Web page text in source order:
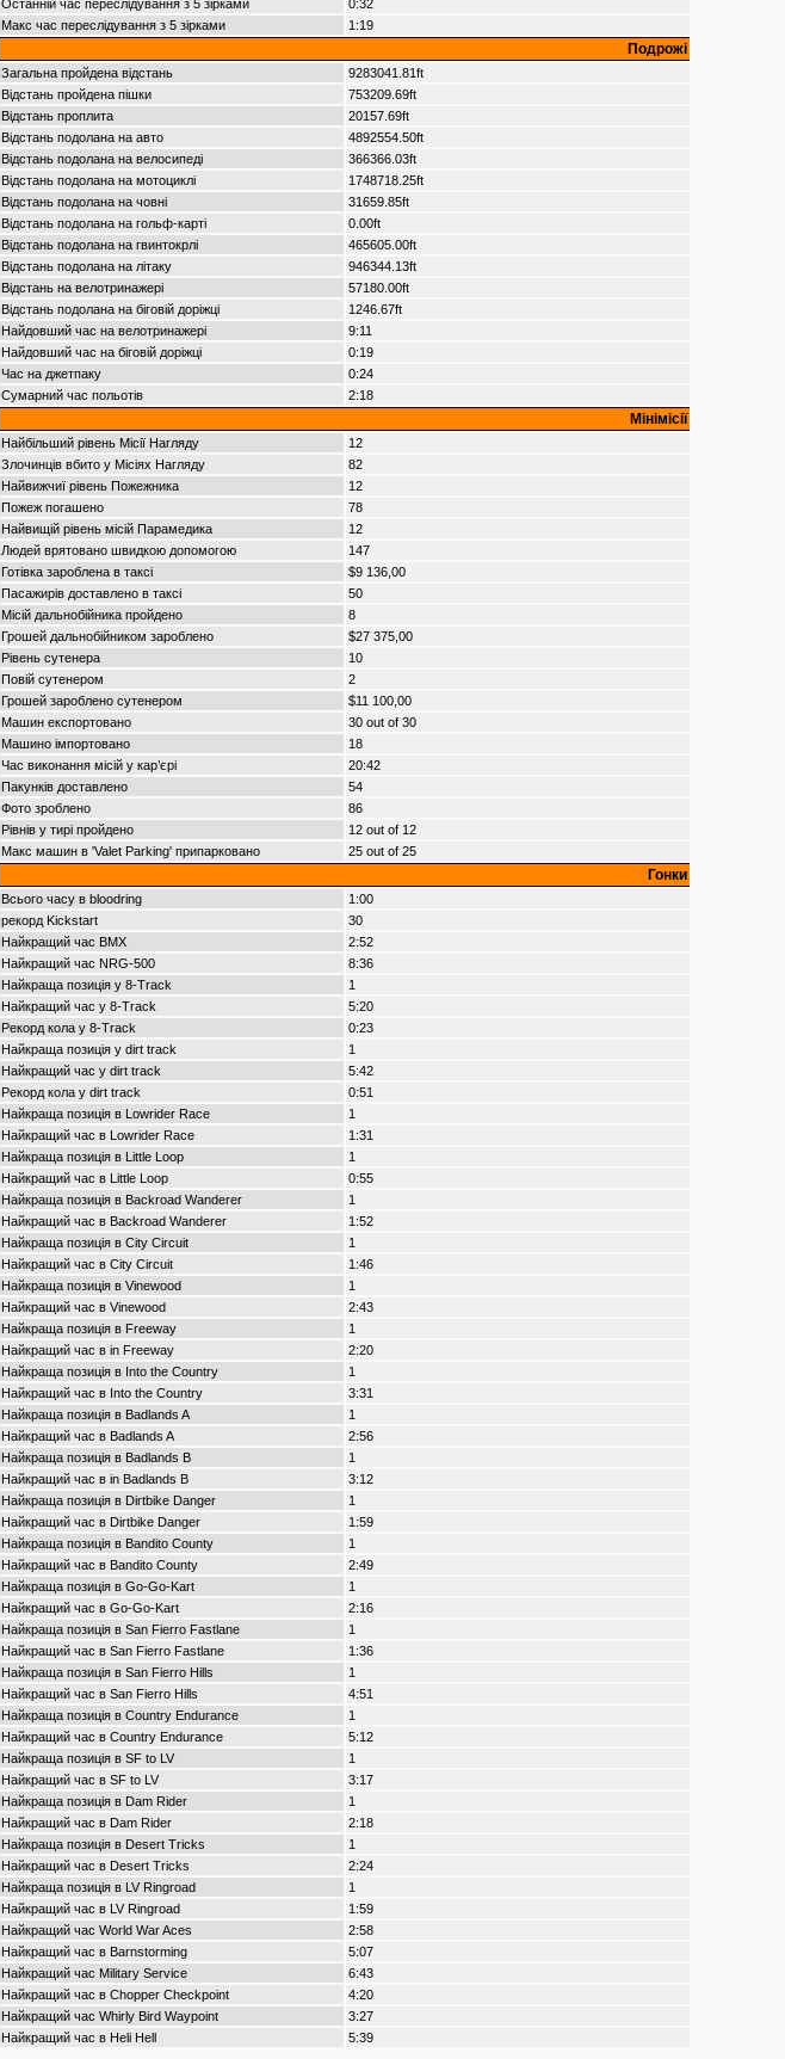
Останній час переслідування з 5 зірками
0:32
Макс час переслідування з 5 зірками
1:19
Подрожі
Загальна пройдена відстань
9283041.81ft
Відстань пройдена пішки
753209.69ft
Відстань проплита
20157.69ft
Відстань подолана на авто
4892554.50ft
Відстань подолана на велосипеді
366366.03ft
Відстань подолана на мотоциклі
1748718.25ft
Відстань подолана на човні
31659.85ft
Відстань подолана на гольф-карті
0.00ft
Відстань подолана на гвинтокрлі
465605.00ft
Відстань подолана на літаку
946344.13ft
Відстань на велотринажері
57180.00ft
Відстань подолана на біговій доріжці
1246.67ft
Найдовший час на велотринажері
9:11
Найдовший час на біговій доріжці
0:19
Час на джетпаку
0:24
Сумарний час польотів
2:18
Мінімісії
Найбільший рівень Місії Нагляду
12
Злочинців вбито у Місіях Нагляду
82
Найвижчиї рівень Пожежника
12
Пожеж погашено
78
Найвищій рівень місій Парамедика
12
Людей врятовано швидкою допомогою
147
Готівка зароблена в таксі
$9 136,00
Пасажирів доставлено в таксі
50
Місій дальнобійника пройдено
8
Грошей дальнобійником зароблено
$27 375,00
Рівень сутенера
10
Повій сутенером
2
Грошей зароблено сутенером
$11 100,00
Машин експортовано
30 out of 30
Машино імпортовано
18
Час виконання місій у кар’єрі
20:42
Пакунків доставлено
54
Фото зроблено
86
Рівнів у тирі пройдено
12 out of 12
Макс машин в 'Valet Parking' припарковано
25 out of 25
Гонки
Всього часу в bloodring
1:00
рекорд Kickstart
30
Найкращий час BMX
2:52
Найкращий час NRG-500
8:36
Найкраща позиція у 8-Track
1
Найкращий час у 8-Track
5:20
Рекорд кола у 8-Track
0:23
Найкраща позиція у dirt track
1
Найкращий час у dirt track
5:42
Рекорд кола у dirt track
0:51
Найкраща позиція в Lowrider Race
1
Найкращий час в Lowrider Race
1:31
Найкраща позиція в Little Loop
1
Найкращий час в Little Loop
0:55
Найкраща позиція в Backroad Wanderer
1
Найкращий час в Backroad Wanderer
1:52
Найкраща позиція в City Circuit
1
Найкращий час в City Circuit
1:46
Найкраща позиція в Vinewood
1
Найкращий час в Vinewood
2:43
Найкраща позиція в Freeway
1
Найкращий час в in Freeway
2:20
Найкраща позиція в Into the Country
1
Найкращий час в Into the Country
3:31
Найкраща позиція в Badlands A
1
Найкращий час в Badlands A
2:56
Найкраща позиція в Badlands B
1
Найкращий час в in Badlands B
3:12
Найкраща позиція в Dirtbike Danger
1
Найкращий час в Dirtbike Danger
1:59
Найкраща позиція в Bandito County
1
Найкращий час в Bandito County
2:49
Найкраща позиція в Go-Go-Kart
1
Найкращий час в Go-Go-Kart
2:16
Найкраща позиція в San Fierro Fastlane
1
Найкращий час в San Fierro Fastlane
1:36
Найкраща позиція в San Fierro Hills
1
Найкращий час в San Fierro Hills
4:51
Найкраща позиція в Country Endurance
1
Найкращий час в Country Endurance
5:12
Найкраща позиція в SF to LV
1
Найкращий час в SF to LV
3:17
Найкраща позиція в Dam Rider
1
Найкращий час в Dam Rider
2:18
Найкраща позиція в Desert Tricks
1
Найкращий час в Desert Tricks
2:24
Найкраща позиція в LV Ringroad
1
Найкращий час в LV Ringroad
1:59
Найкращий час World War Aces
2:58
Найкращий час в Barnstorming
5:07
Найкращий час Military Service
6:43
Найкращий час в Chopper Checkpoint
4:20
Найкращий час Whirly Bird Waypoint
3:27
Найкращий час в Heli Hell
5:39